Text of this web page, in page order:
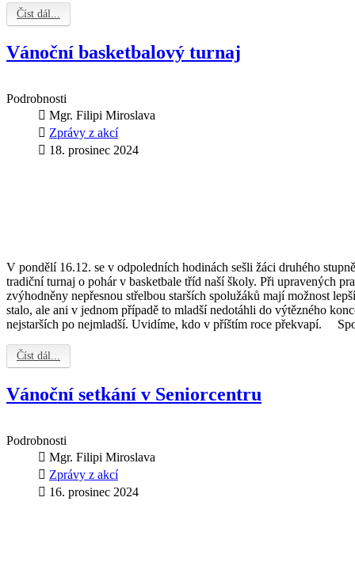
Číst dál...
Vánoční basketbalový turnaj
Podrobnosti
Mgr. Filipi Miroslava
Zprávy z akcí
18. prosinec 2024
V pondělí 16.12. se v odpoledních hodinách sešli žáci druhého
tradiční turnaj o pohár v basketbale tříd naší školy. Při upravených
zvýhodněny nepřesnou střelbou starších spolužáků mají možnost
stalo, ale ani v jednom případě to mladší nedotáhli do výtězného
nejstarších po nejmladší. Uvidíme, kdo v příštím roce překvapí.
Číst dál...
Vánoční setkání v Seniorcentru
Podrobnosti
Mgr. Filipi Miroslava
Zprávy z akcí
16. prosinec 2024